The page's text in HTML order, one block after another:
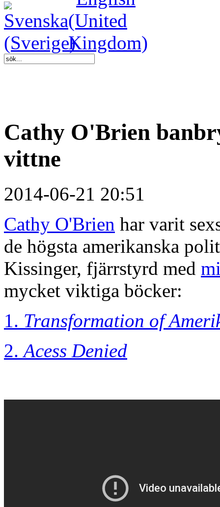
Cathy O'Brien
vittne
2014-06-21 20:51
Cathy O'Brien har varit
de högsta amerikanska
Kissinger, fjärrstyrd med
mycket viktiga böcker:
1. Transformation of
2.Acess Denied